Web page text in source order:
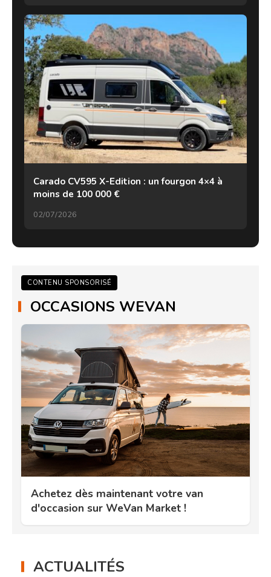
Carado CV595 X-Edition : un fourgon 4×4 à
moins de 100 000 €
02/07/2026
CONTENU SPONSORISÉ
OCCASIONS WEVAN
Achetez dès maintenant votre van
d'occasion sur WeVan Market !
ACTUALITÉS